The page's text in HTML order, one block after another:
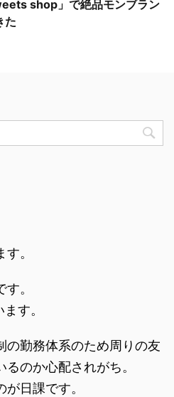
た
。
。
す。
勤務体系のため周りの友
るのか心配されがち。
が日課です。